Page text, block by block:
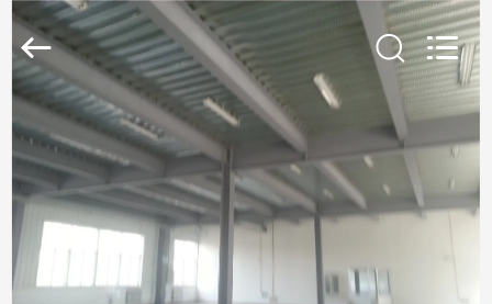
ACCUEIL
PRODUITS
VIDÉOS
Qingdao
KaFa
Fabrication
Co.,
Ltd..
Rights
Reserved.